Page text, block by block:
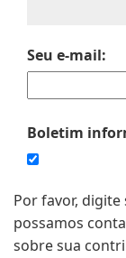
Seu e-mail:
Boletim
Por favor,
possamos
sobre sua